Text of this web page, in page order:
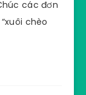
các đơn
chèo